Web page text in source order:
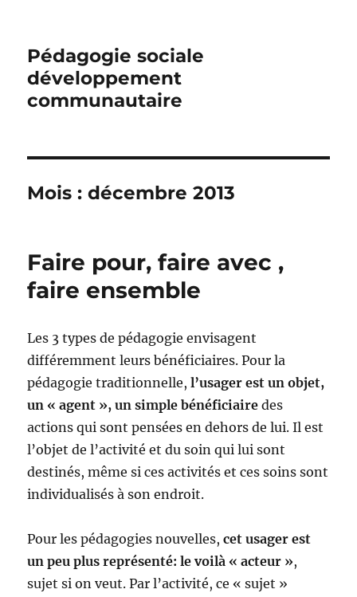
Pédagogie sociale
développement
communautaire
Mois :décembre 2013
Faire pour, faire avec ,
faire ensemble
Les 3 types de pédagogie envisagent
différemment leurs bénéficiaires. Pour la
pédagogie traditionnelle, l’usager est un objet,
un « agent », un simple bénéficiaire des
actions qui sont pensées en dehors de lui. Il est
l’objet de l’activité et du soin qui lui sont
destinés, même si ces activités et ces soins sont
individualisés à son endroit.
Pour les pédagogies nouvelles,cet usager est
un peu plus représenté: le voilà « acteur »,
sujet si on veut. Par l’activité, ce « sujet »